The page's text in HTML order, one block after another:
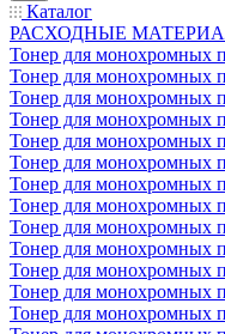
Каталог
РАСХОДНЫЕ
Тонер для монохромных
Тонер для монохромных
Тонер для монохромных
Тонер для монохромных
Тонер для монохромных
Тонер для монохромных
Тонер для монохромных
Тонер для монохромных
Тонер для монохромных
Тонер для монохромных
Тонер для монохромных
Тонер для монохромных
Тонер для монохромных